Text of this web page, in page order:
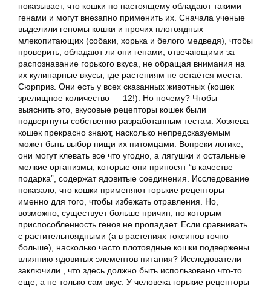
показывает, что кошки по настоящему обладают такими
генами и могут внезапно применить их. Сначала ученые
выделили геномы кошки и прочих плотоядных
млекопитающих (собаки, хорька и белого медведя), чтобы
проверить, обладают ли они генами, отвечающими за
распознавание горького вкуса, не обращая внимания на
их кулинарные вкусы, где растениям не остаётся места.
Сюрприз. Они есть у всех сказанных животных (кошек
зрелищное количество — 12!). Но почему? Чтобы
выяснить это, вкусовые рецепторы кошек были
подвергнуты собственно разработанным тестам. Хозяева
кошек прекрасно знают, насколько непредсказуемым
может быть выбор пищи их питомцами. Вопреки логике,
они могут клевать все что угодно, а лягушки и остальные
мелкие организмы, которые они приносят “в качестве
подарка”, содержат ядовитые соединения. Исследование
показало, что кошки применяют горькие рецепторы
именно для того, чтобы избежать отравления. Но,
возможно, существует больше причин, по которым
приспособленность генов не пропадает. Если сравнивать
с растительноядными (а в растениях токсинов точно
больше), насколько часто плотоядные кошки подвержены
влиянию ядовитых элементов питания? Исследователи
заключили , что здесь должно быть использовано что-то
еще, а не только сам вкус. У человека горькие рецепторы